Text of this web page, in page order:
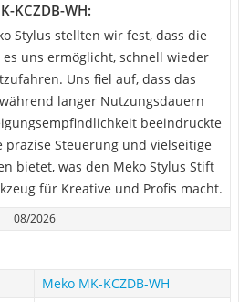
KCZDB-WH:
Stylus stellten wir fest, dass die
uns ermöglicht, schnell wieder
Uns fiel auf, dass das
langer Nutzungsdauern
beeindruckte
präzise Steuerung und vielseitige
bietet, was den Meko Stylus Stift
für Kreative und Profis macht.
08/2026
Meko MK-KCZDB-WH